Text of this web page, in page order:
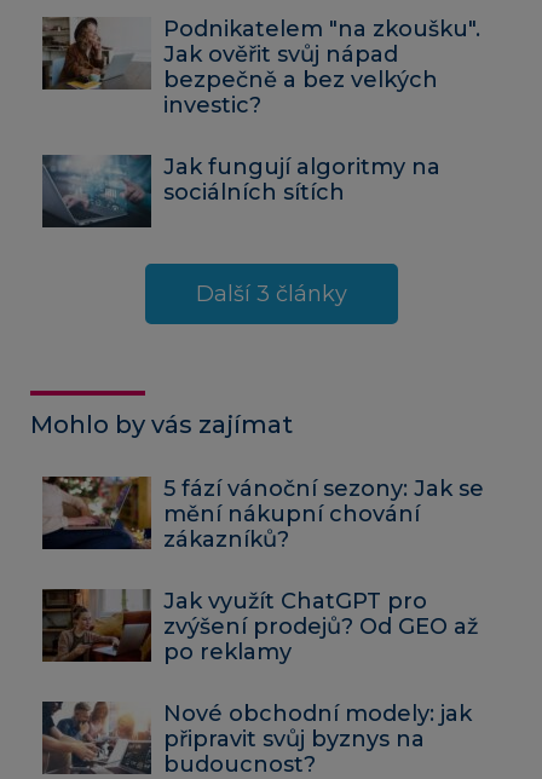
Podnikatelem "na zkoušku".
Jak ověřit svůj nápad
bezpečně a bez velkých
investic?
Jak fungují algoritmy na
sociálních sítích
Další 3 články
Mohlo by vás zajímat
5 fází vánoční sezony: Jak se
mění nákupní chování
zákazníků?
Jak využít ChatGPT pro
zvýšení prodejů? Od GEO až
po reklamy
Nové obchodní modely: jak
připravit svůj byznys na
budoucnost?